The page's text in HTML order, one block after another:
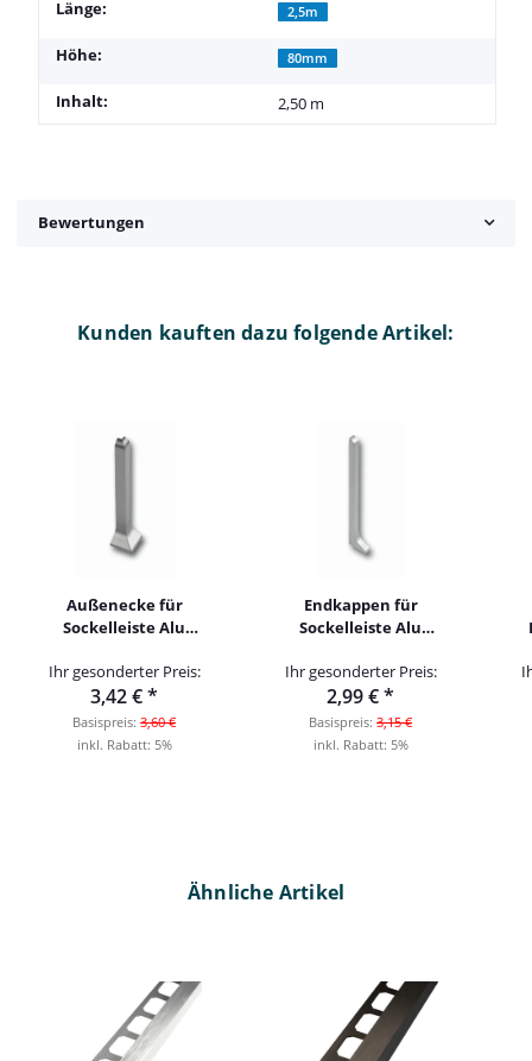
Länge: 2,5m
Höhe: 80mm
Inhalt: 2,50 m
Bewertungen
Kunden kauften dazu folgende Artikel:
Außenecke für
Sockelleiste Alu
Ihr gesonderter Preis:
3,42 €*
Basispreis: 3,60 €
inkl. Rabatt: 5%
Endkappen für
Sockelleiste Alu
Ihr gesonderter Preis:
2,99 €*
Basispreis: 3,15 €
inkl. Rabatt: 5%
Ähnliche Artikel